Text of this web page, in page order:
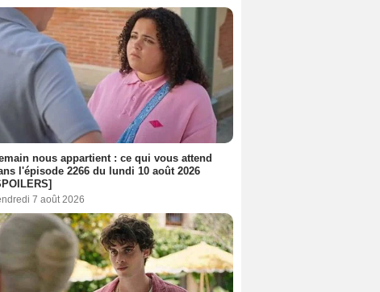
nous appartient : ce qui vous attend
l'épisode 2266 du lundi 10 août 2026
7 août 2026